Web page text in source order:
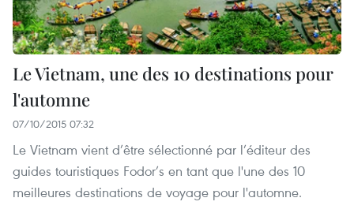
Le Vietnam, une des 10 destinations pour
l'automne
07/10/2015 07:32
Le Vietnam vient d’être sélectionné par l’éditeur des
guides touristiques ​Fodor’s en tant que l'une des 10
meilleures destinations de voyage pour l'automne.